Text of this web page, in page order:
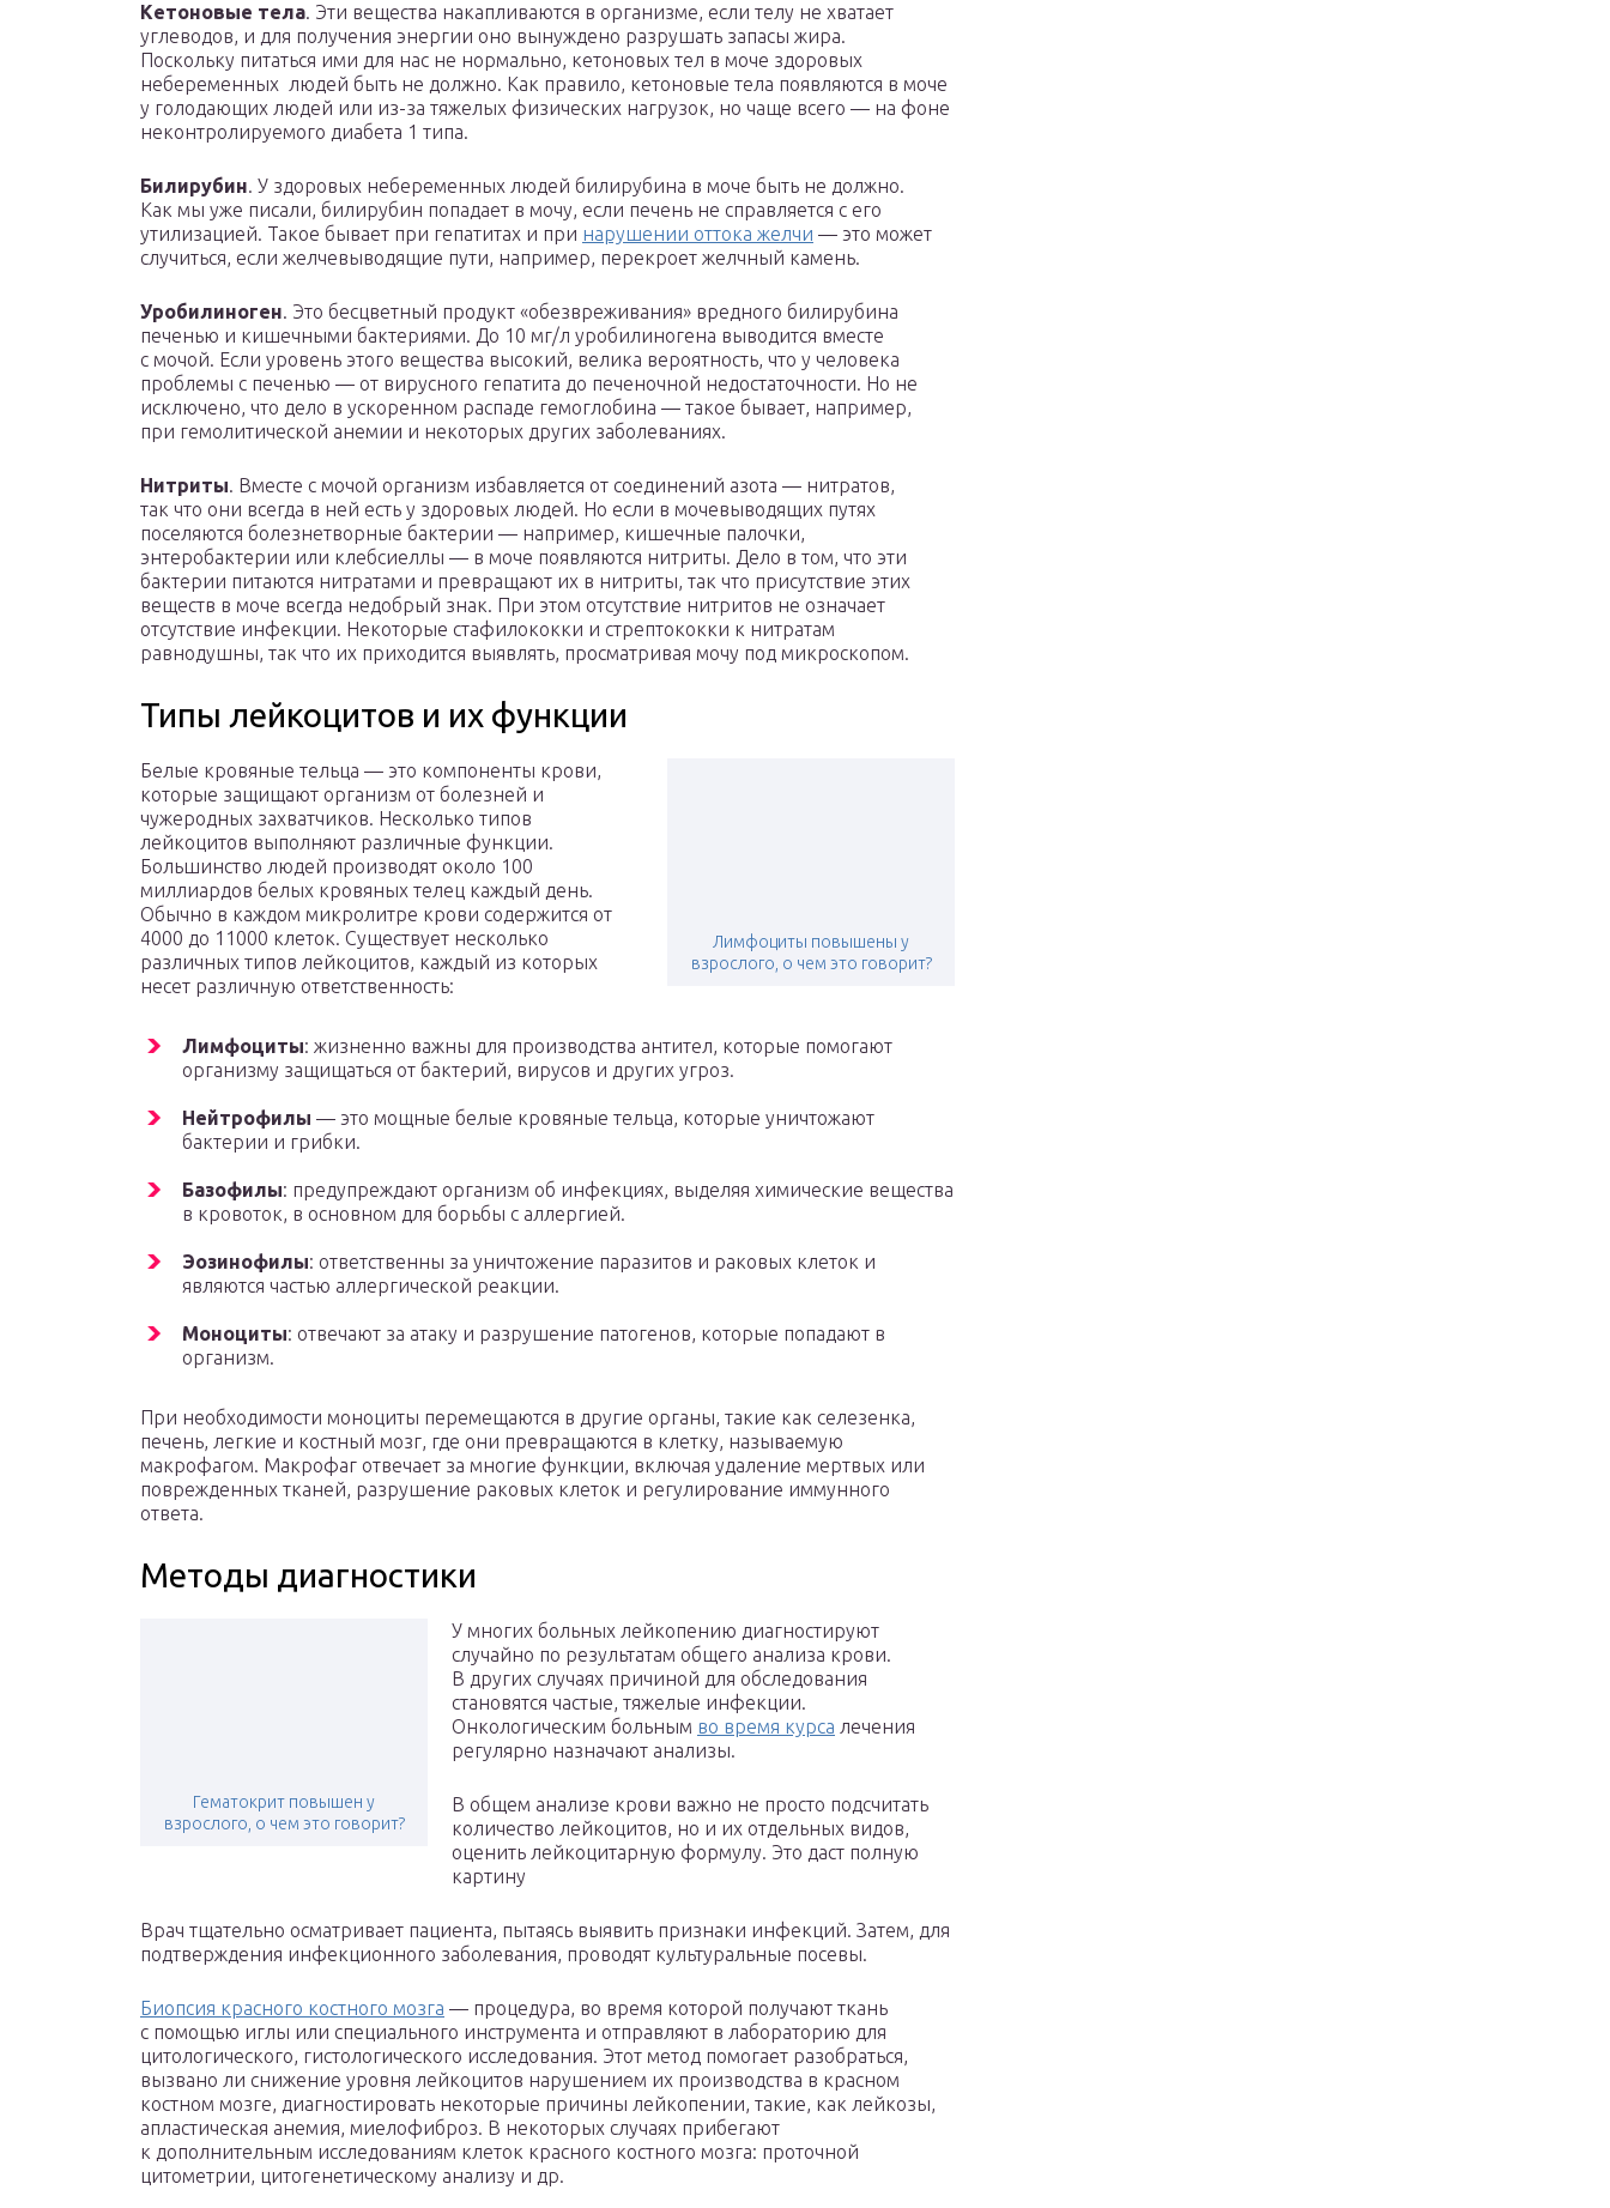
Кетоновые тела. Эти вещества накапливаются в организме, если телу не хватает
углеводов, и для получения энергии оно вынуждено разрушать запасы жира.
Поскольку питаться ими для нас не нормально, кетоновых тел в моче здоровых
небеременных людей быть не должно. Как правило, кетоновые тела появляются в моче
у голодающих людей или из-за тяжелых физических нагрузок, но чаще всего — на фоне
неконтролируемого диабета 1 типа.
Билирубин. У здоровых небеременных людей билирубина в моче быть не должно.
Как мы уже писали, билирубин попадает в мочу, если печень не справляется с его
утилизацией. Такое бывает при гепатитах и при нарушении оттока желчи — это может
случиться, если желчевыводящие пути, например, перекроет желчный камень.
Уробилиноген. Это бесцветный продукт «обезвреживания» вредного билирубина
печенью и кишечными бактериями. До 10 мг/л уробилиногена выводится вместе
с мочой. Если уровень этого вещества высокий, велика вероятность, что у человека
проблемы с печенью — от вирусного гепатита до печеночной недостаточности. Но не
исключено, что дело в ускоренном распаде гемоглобина — такое бывает, например,
при гемолитической анемии и некоторых других заболеваниях.
Нитриты. Вместе с мочой организм избавляется от соединений азота — нитратов,
так что они всегда в ней есть у здоровых людей. Но если в мочевыводящих путях
поселяются болезнетворные бактерии — например, кишечные палочки,
энтеробактерии или клебсиеллы — в моче появляются нитриты. Дело в том, что эти
бактерии питаются нитратами и превращают их в нитриты, так что присутствие этих
веществ в моче всегда недобрый знак. При этом отсутствие нитритов не означает
отсутствие инфекции. Некоторые стафилококки и стрептококки к нитратам
равнодушны, так что их приходится выявлять, просматривая мочу под микроскопом.
Типы лейкоцитов и их функции
Лимфоциты повышены у
взрослого, о чем это говорит?
Белые кровяные тельца — это компоненты крови,
которые защищают организм от болезней и
чужеродных захватчиков. Несколько типов
лейкоцитов выполняют различные функции.
Большинство людей производят около 100
миллиардов белых кровяных телец каждый день.
Обычно в каждом микролитре крови содержится от
4000 до 11000 клеток. Существует несколько
различных типов лейкоцитов, каждый из которых
несет различную ответственность:
Лимфоциты: жизненно важны для производства антител, которые помогают
организму защищаться от бактерий, вирусов и других угроз.
Нейтрофилы — это мощные белые кровяные тельца, которые уничтожают
бактерии и грибки.
Базофилы: предупреждают организм об инфекциях, выделяя химические вещества
в кровоток, в основном для борьбы с аллергией.
Эозинофилы: ответственны за уничтожение паразитов и раковых клеток и
являются частью аллергической реакции.
Моноциты: отвечают за атаку и разрушение патогенов, которые попадают в
организм.
При необходимости моноциты перемещаются в другие органы, такие как селезенка,
печень, легкие и костный мозг, где они превращаются в клетку, называемую
макрофагом. Макрофаг отвечает за многие функции, включая удаление мертвых или
поврежденных тканей, разрушение раковых клеток и регулирование иммунного
ответа.
Методы диагностики
Гематокрит повышен у
взрослого, о чем это говорит?
У многих больных лейкопению диагностируют
случайно по результатам общего анализа крови.
В других случаях причиной для обследования
становятся частые, тяжелые инфекции.
Онкологическим больным во время курса лечения
регулярно назначают анализы.
В общем анализе крови важно не просто подсчитать
количество лейкоцитов, но и их отдельных видов,
оценить лейкоцитарную формулу. Это даст полную
картину
Врач тщательно осматривает пациента, пытаясь выявить признаки инфекций. Затем, для
подтверждения инфекционного заболевания, проводят культуральные посевы.
Биопсия красного костного мозга — процедура, во время которой получают ткань
с помощью иглы или специального инструмента и отправляют в лабораторию для
цитологического, гистологического исследования. Этот метод помогает разобраться,
вызвано ли снижение уровня лейкоцитов нарушением их производства в красном
костном мозге, диагностировать некоторые причины лейкопении, такие, как лейкозы,
апластическая анемия, миелофиброз. В некоторых случаях прибегают
к дополнительным исследованиям клеток красного костного мозга: проточной
цитометрии, цитогенетическому анализу и др.